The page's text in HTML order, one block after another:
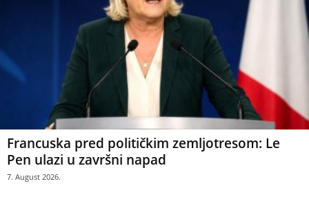
Francuska pred političkim zemljotresom: Le
Pen ulazi u završni napad
7. August 2026.